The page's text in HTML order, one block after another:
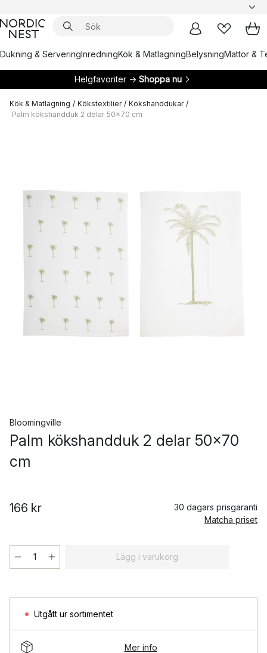
Dukning & ServeringInredningKök & MatlagningBelysningMattor &
Helgfavoriter → Shoppa nu
Kök & Matlagning / Kökstextilier / Kökshanddukar /
Palm kökshandduk 2 delar 50x70 cm
Bloomingville
Palm kökshandduk 2 delar 50x70
cm
166 kr
30 dagars prisgaranti
Matcha priset
Lägg i varukorg
Utgått ur sortimentet
Mer info